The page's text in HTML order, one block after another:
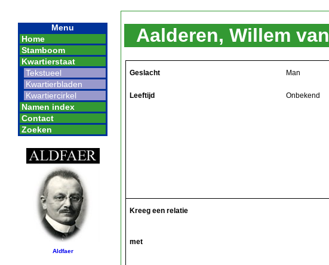
Menu
Home
Stamboom
Kwartierstaat
Tekstueel
Kwartierbladen
Kwartiercirkel
Namen index
Contact
Zoeken
Aldfaer
Aalderen, Willem van
Geslacht Man
Leeftijd Onbekend
Kreeg een relatie
met